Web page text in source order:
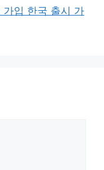
가입 한국 출시 가